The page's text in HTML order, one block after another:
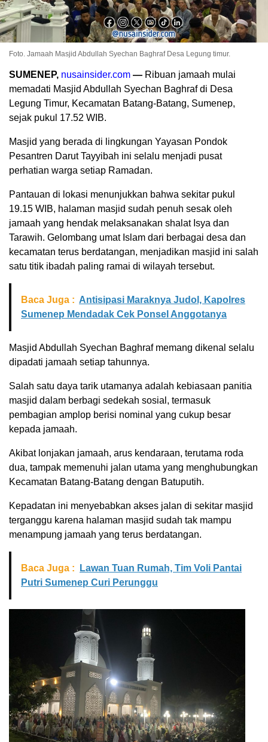
Foto. Jamaah Masjid Abdullah Syechan Baghraf Desa Legung timur.
SUMENEP, nusainsider.com — Ribuan jamaah mulai
memadati Masjid Abdullah Syechan Baghraf di Desa
Legung Timur, Kecamatan Batang-Batang, Sumenep,
sejak pukul 17.52 WIB.
Masjid yang berada di lingkungan Yayasan Pondok
Pesantren Darut Tayyibah ini selalu menjadi pusat
perhatian warga setiap Ramadan.
Pantauan di lokasi menunjukkan bahwa sekitar pukul
19.15 WIB, halaman masjid sudah penuh sesak oleh
jamaah yang hendak melaksanakan shalat Isya dan
Tarawih. Gelombang umat Islam dari berbagai desa dan
kecamatan terus berdatangan, menjadikan masjid ini salah
satu titik ibadah paling ramai di wilayah tersebut.
Baca Juga : Antisipasi Maraknya Judol, Kapolres
Sumenep Mendadak Cek Ponsel Anggotanya
Masjid Abdullah Syechan Baghraf memang dikenal selalu
dipadati jamaah setiap tahunnya.
Salah satu daya tarik utamanya adalah kebiasaan panitia
masjid dalam berbagi sedekah sosial, termasuk
pembagian amplop berisi nominal yang cukup besar
kepada jamaah.
Akibat lonjakan jamaah, arus kendaraan, terutama roda
dua, tampak memenuhi jalan utama yang menghubungkan
Kecamatan Batang-Batang dengan Batuputih.
Kepadatan ini menyebabkan akses jalan di sekitar masjid
terganggu karena halaman masjid sudah tak mampu
menampung jamaah yang terus berdatangan.
Baca Juga :
Lawan Tuan Rumah, Tim Voli Pantai
Putri Sumenep Curi Perunggu